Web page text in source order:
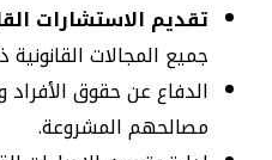
تقديم الاستشارات
جميع المجالات القانونية
الدفاع عن حقوق الأفراد
مصالحهم المشروعة.